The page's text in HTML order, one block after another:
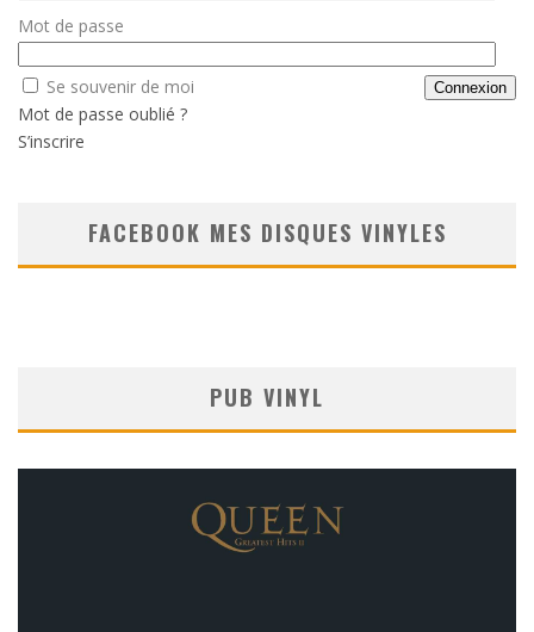
Mot de passe
Se souvenir de moi
Mot de passe oublié ?
S’inscrire
FACEBOOK MES DISQUES VINYLES
PUB VINYL